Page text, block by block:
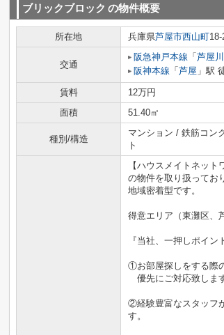
ブリックブロック の物件概要
所在地 兵庫県芦屋市西山町18-
交通
阪急神戸本線 「 芦屋川
阪神本線 「 芦屋 」駅
賃料 12万円
面積
51.40㎡
種別/構造
マンション / 鉄筋コン
ト
【ハウスメイトネッ
の物件を取り扱ってお
地域密着型です。
得意エリア（東灘区、
『当社、一押しポイン
①お部屋探しをする際
優先にご対応致しま
②経験豊富なスタッフ
す。